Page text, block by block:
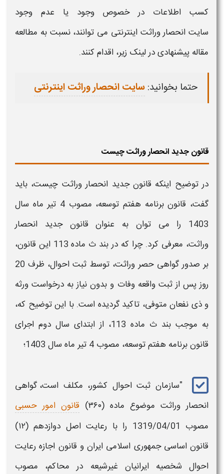
کسب اطلاعات در خصوص وجود یا عدم وجود
سایت انحصار وراثتاینترنتی می توانند، نسبت به مطالعه
مقاله پیشنهادی در لینک زیر، اقدام کنند.
حتما بخوانید:سایت انحصار وراثت اینترنتی
قانون جدید انحصار وراثت چیست
در توضیح اینکه قانون جدید انحصار وراثت چیست، باید
گفت، قانون برنامه هفتم توسعه، مصوب 4 تیر ماه سال
1403 را می توان به عنوان قانون جدید
انحصار
وراثت،
معرفی کرد. چرا که در بند ث ماده 113 این قانون،
بر صدور گواهی حصر وراثت، ت
وسط ثبت احوال، ظرف 20
روز پس از ثبت واقعه وفات و بدون نیاز به درخواست ورثه
و ذی نفعان متوفی، تاکید گردیده است. با این توضیح که،
به موجب بند ث ماده 113، از ابتدای سال دوم اجرای
قانون برنامه هفتم توسعه، مصوب 4 تیر ماه سال 1403؛
"سازمان ثبت احوال کشور، مکلف است، گواهی
انحصار وراثت موضوع ماده (۳۶۰)
قانون امور حسبی
مصوب 1319/04/01 را با رعایت اصل دوازدهم (۱۲)
قانون اساسی جمهوری اسلامی ایران و قانون اجازه رعایت
احوال شخصیه ایرانیان غیر­شیعه در محاکم، مصوب